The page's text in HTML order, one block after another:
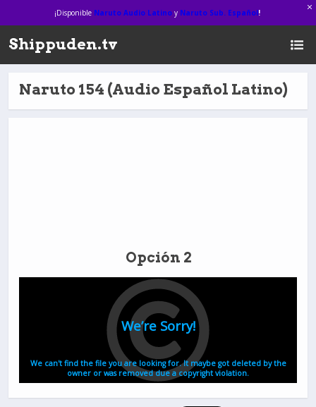
¡Disponible Naruto Audio Latinoy Naruto Sub. Español!
Shippuden.tv
Naruto 154 (Audio Español Latino)
Opción 2